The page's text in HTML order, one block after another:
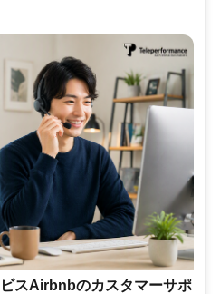
スAirbnbのカスタマーサポ